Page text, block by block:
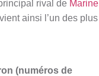
rival de Marine
ainsi l’un des plus
(numéros de